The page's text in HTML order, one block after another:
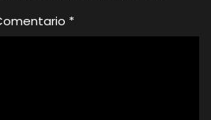
*